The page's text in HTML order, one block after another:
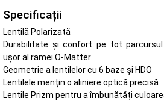
Specificații
Lentilă Polarizată
Durabilitate și confort pe tot
ușor al ramei O-Matter
Geometrie a lentilelor cu 6 baze și HDO
Lentilele mențin o aliniere optică precisă
Lentile Prizm pentru a îmbunătăți